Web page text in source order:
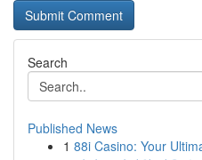
Search
Published News
1 88i Casino: Your